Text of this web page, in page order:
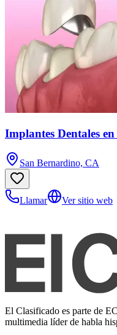
Implantes Dentales
San Bernardino, CA
Llamar Ver sitio web
El Clasificado es parte de
multimedia líder de habla